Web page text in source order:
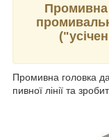
Промивна
Промивна головка
пивної лінії та